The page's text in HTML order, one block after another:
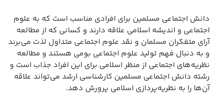
دانش اجتماعی مسلمین برای افرادی مناسب است که به علوم
اجتماعی و اندیشه اسلامی علاقه دارند و کسانی که از مطالعه
آرای متفکران مسلمان و نقد علوم اجتماعی متداول لذت می‌برند
و به دنبال فهم تولید علوم اجتماعی بومی هستند و مطالعه
نظریه‌های اجتماعی از منظر اسلامی برای این افراد جذاب است و
رشته دانش اجتماعی مسلمین کارشناسی ارشد می‌تواند علاقه
آن‌ها را به نظریه‌پردازی اسلامی پرورش دهد.